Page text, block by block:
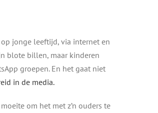
jonge leeftijd, via internet en
blote billen, maar kinderen
groepen. En het gaat niet
in de media.
om het met z’n ouders te